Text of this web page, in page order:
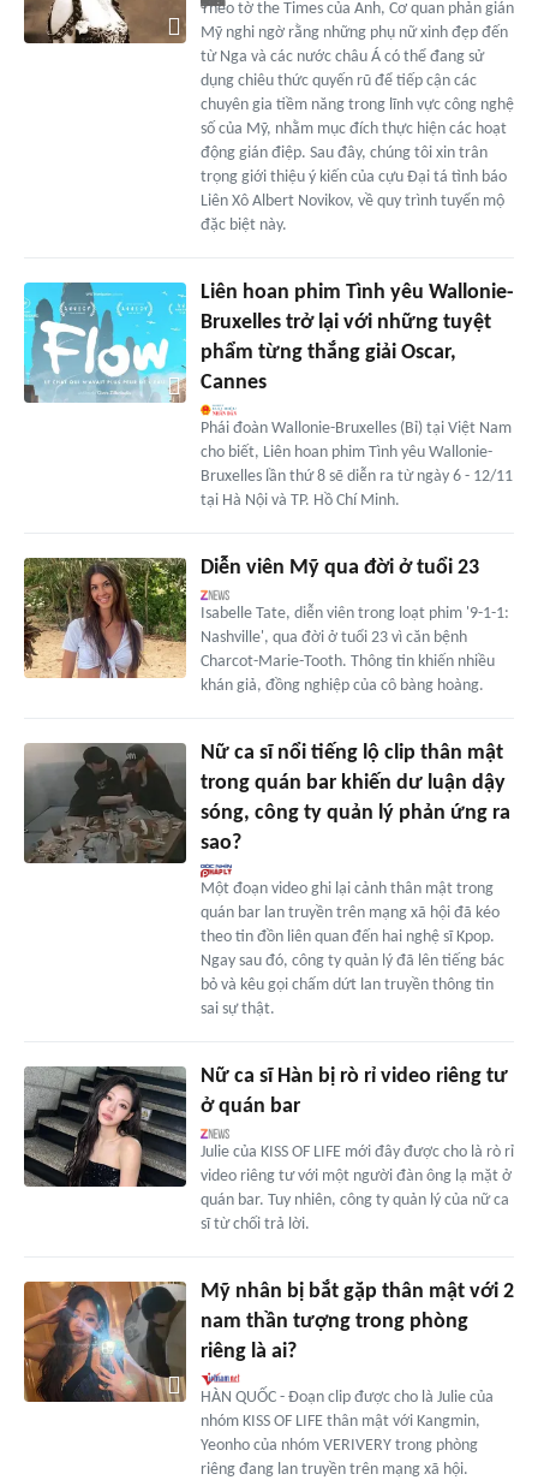
Theo tờ the Times của Anh, Cơ quan phản gián
Mỹ nghi ngờ rằng những phụ nữ xinh đẹp đến
từ Nga và các nước châu Á có thể đang sử
dụng chiêu thức quyến rũ để tiếp cận các
chuyên gia tiềm năng trong lĩnh vực công nghệ
số của Mỹ, nhằm mục đích thực hiện các hoạt
động gián điệp. Sau đây, chúng tôi xin trân
trọng giới thiệu ý kiến của cựu Đại tá tình báo
Liên Xô Albert Novikov, về quy trình tuyển mộ
đặc biệt này.
Liên hoan phim Tình yêu Wallonie-
Bruxelles trở lại với những tuyệt
phẩm từng thắng giải Oscar,
Cannes
Phái đoàn Wallonie-Bruxelles (Bỉ) tại Việt Nam
cho biết, Liên hoan phim Tình yêu Wallonie-
Bruxelles lần thứ 8 sẽ diễn ra từ ngày 6 - 12/11
tại Hà Nội và TP. Hồ Chí Minh.
Diễn viên Mỹ qua đời ở tuổi 23
Isabelle Tate, diễn viên trong loạt phim '9-1-1:
Nashville', qua đời ở tuổi 23 vì căn bệnh
Charcot-Marie-Tooth. Thông tin khiến nhiều
khán giả, đồng nghiệp của cô bàng hoàng.
Nữ ca sĩ nổi tiếng lộ clip thân mật
trong quán bar khiến dư luận dậy
sóng, công ty quản lý phản ứng ra
sao?
Một đoạn video ghi lại cảnh thân mật trong
quán bar lan truyền trên mạng xã hội đã kéo
theo tin đồn liên quan đến hai nghệ sĩ Kpop.
Ngay sau đó, công ty quản lý đã lên tiếng bác
bỏ và kêu gọi chấm dứt lan truyền thông tin
sai sự thật.
Nữ ca sĩ Hàn bị rò rỉ video riêng tư
ở quán bar
Julie của KISS OF LIFE mới đây được cho là rò rỉ
video riêng tư với một người đàn ông lạ mặt ở
quán bar. Tuy nhiên, công ty quản lý của nữ ca
sĩ từ chối trả lời.
Mỹ nhân bị bắt gặp thân mật với 2
nam thần tượng trong phòng
riêng là ai?
HÀN QUỐC - Đoạn clip được cho là Julie của
nhóm KISS OF LIFE thân mật với Kangmin,
Yeonho của nhóm VERIVERY trong phòng
riêng đang lan truyền trên mạng xã hội.